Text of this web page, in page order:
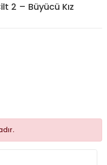
2 – Büyücü Kız